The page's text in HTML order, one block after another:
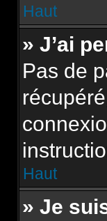
Haut
» J’ai
Pas de
Haut
» Je